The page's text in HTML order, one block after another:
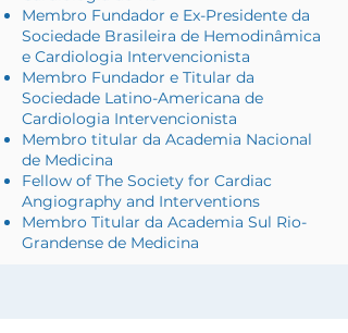
Membro Fundador e Ex-Presidente da
Sociedade Brasileira de Hemodinâmica
e Cardiologia Intervencionista
Membro Fundador e Titular da
Sociedade Latino-Americana de
Cardiologia Intervencionista
Membro titular da Academia Nacional
de Medicina
Fellow of The Society for Cardiac
Angiography and Interventions
Membro Titular da Academia Sul Rio-
Grandense de Medicina